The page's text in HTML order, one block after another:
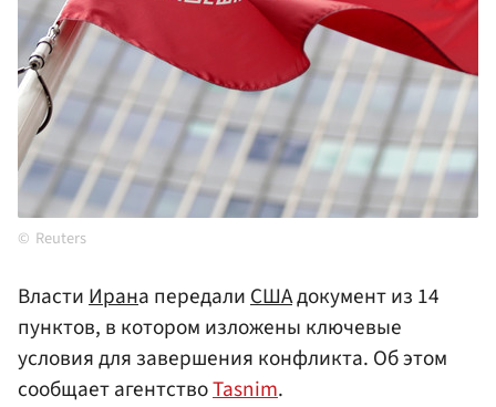
Reuters
ВластиИрана передалиСШАдокумент из 14
пунктов, в котором изложены ключевые
условия для завершения конфликта. Об этом
сообщает агентствоTasnim.